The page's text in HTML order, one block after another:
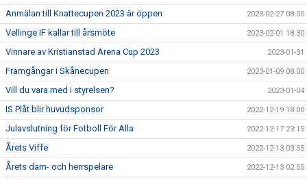
Anmälan till Knattecupen 2023 är öppen 2023-02-27 08:00
Vellinge IF kallar till årsmöte 2023-02-01 18:30
Vinnare av Kristianstad Arena Cup 2023 2023-01-31
Framgångar i Skånecupen 2023-01-09 08:00
Vill du vara med i styrelsen? 2023-01-04
IS Plåt blir huvudsponsor 2022-12-19 18:00
Julavslutning för Fotboll För Alla 2022-12-17 23:15
Årets Viffe 2022-12-13 03:55
Årets dam- och herrspelare 2022-12-13 02:55